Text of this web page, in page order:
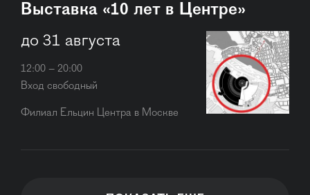
Выставка «10 лет в Центре»
до 31 августа
12:00 – 20:00
Вход свободный
Филиал Ельцин Центра в Москве